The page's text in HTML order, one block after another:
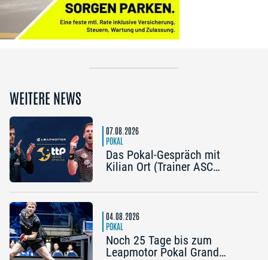
WEITERE NEWS
07.08.2026
POKAL
Das Pokal-Gespräch mit
Kilian Ort (Trainer ASC
Mengel (Post SV
wäre noch einmal schön“
04.08.2026
POKAL
Noch 25 Tage bis zum
Leapmotor Pokal Grand